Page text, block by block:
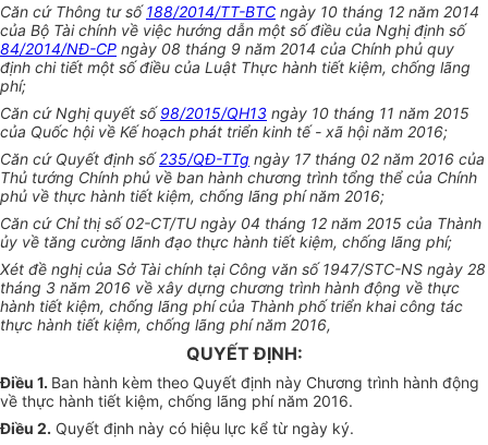
Căn cứ Thông tư số188/2014/TT-BTC ngày 10 tháng 12 năm 2014
của Bộ Tài chính về việc hướng dẫn một số điều của Nghị định số
84/2014/NĐ-CP ngày 08 tháng 9 năm 2014 của Chính phủ quy
định chi tiết một số điều của Luật Thực hành tiết kiệm, chống lãng
phí;
Căn cứ Nghị quyết số98/2015/QH13 ngày 10 tháng 11 năm 2015
của Quốc hội về Kế hoạch phát triển kinh tế - xã hội năm 2016;
Căn cứ Quyết định số235/QĐ-TTg ngày 17 tháng 02 năm 2016 của
Thủ tướng Chính phủ về ban hành chương trình tổng thể của Chính
phủ về thực hành tiết kiệm, chống lãng phí năm 2016;
Căn cứ Chỉ thị số 02-CT/TU ngày 04 tháng 12 năm 2015 của Thành
ủy về tăng cường lãnh đạo thực hành tiết kiệm, chống lãng phí;
Xét đề nghị của Sở Tài chính tại Công văn số 1947/STC-NS ngày 28
tháng 3 năm 2016 về xây dựng chương trình hành động về thực
hành tiết kiệm, chống lãng phí của Thành phố triển khai công tác
thực hành tiết kiệm, chống lãng phí năm 2016,
QUYẾT ĐỊNH:
Điều 1. Ban hành kèm theo Quyết định này Chương trình hành động
về thực hành tiết kiệm, chống lãng phí năm 2016.
Điều 2. Quyết định này có hiệu lực kể từ ngày ký.